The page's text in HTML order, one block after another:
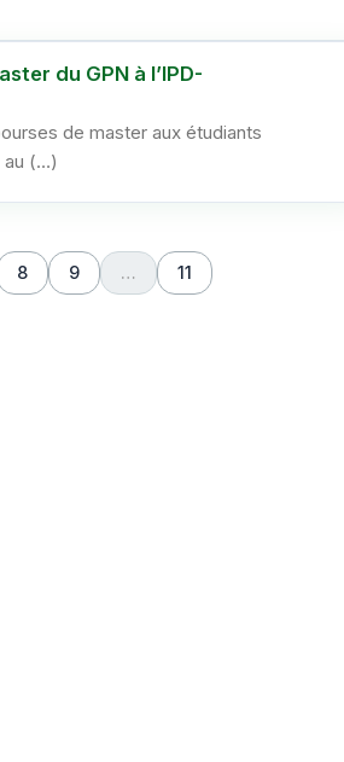
du GPN à l’IPD-
de master aux étudiants
au (…)
8 9 … 11